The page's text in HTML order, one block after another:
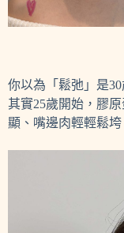
你以為「鬆弛」是
其實25歲開始，膠
顯、嘴邊肉輕輕鬆